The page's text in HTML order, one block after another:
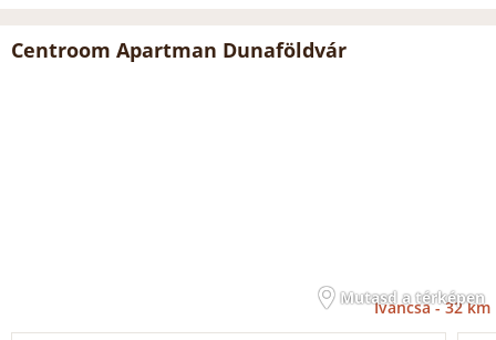
Centroom Apartman Dunaföldvár
Mutasd a térképen
Iváncsa -32 km